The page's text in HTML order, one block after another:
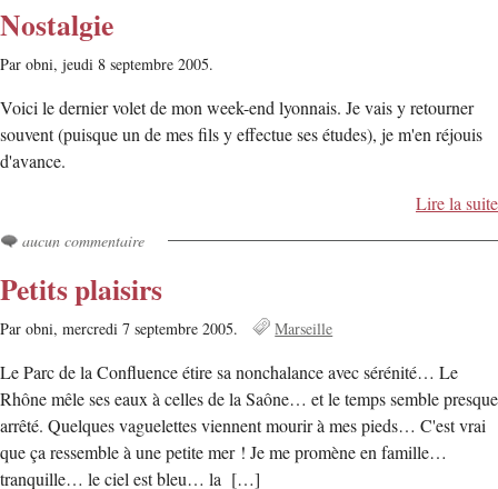
Nostalgie
Par obni, jeudi 8 septembre 2005.
Voici le dernier volet de mon week-end lyonnais. Je vais y retourner
souvent (puisque un de mes fils y effectue ses études), je m'en réjouis
d'avance.
Lire la suite
aucun commentaire
Petits plaisirs
Par obni, mercredi 7 septembre 2005. Marseille
Le Parc de la Confluence étire sa nonchalance avec sérénité… Le
Rhône mêle ses eaux à celles de la Saône… et le temps semble presque
arrêté. Quelques vaguelettes viennent mourir à mes pieds… C'est vrai
que ça ressemble à une petite mer ! Je me promène en famille…
tranquille… le ciel est bleu… la […]